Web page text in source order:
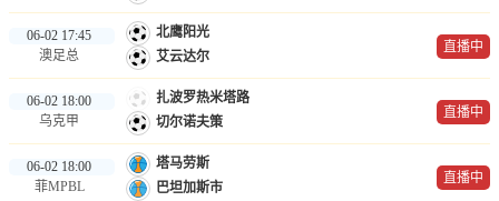
06-02 17:45
澳足总
北鹰阳光
艾云达尔
直播中
06-02 18:00
乌克甲
扎波罗热米塔路
切尔诺夫策
直播中
06-02 18:00
菲MPBL
塔马劳斯
巴坦加斯市
直播中